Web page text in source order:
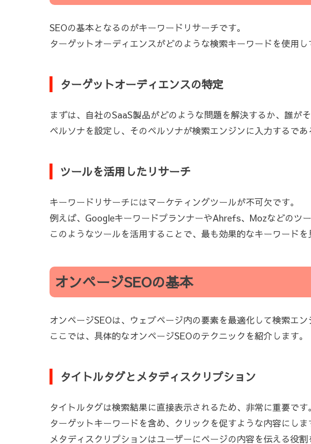
SEOの基本となるのがキーワードリサーチです。
ターゲットオーディエンスがどのような検索キーワードを使用
ターゲットオーディエンスの特定
まずは、自社のSaaS製品がどのような問題を解決するか、誰が
ペルソナを設定し、そのペルソナが検索エンジンに入力するであ
ツールを活用したリサーチ
キーワードリサーチにはマーケティングツールが不可欠です。
例えば、GoogleキーワードプランナーやAhrefs、Mozなどのツ
このようなツールを活用することで、最も効果的なキーワードを
オンページSEOの基本
オンページSEOは、ウェブページ内の要素を最適化して検索エ
ここでは、具体的なオンページSEOのテクニックを紹介します。
タイトルタグとメタディスクリプション
タイトルタグは検索結果に直接表示されるため、非常に重要です。
ターゲットキーワードを含め、クリックを促すような内容にしま
メタディスクリプションはユーザーにページの内容を伝える役